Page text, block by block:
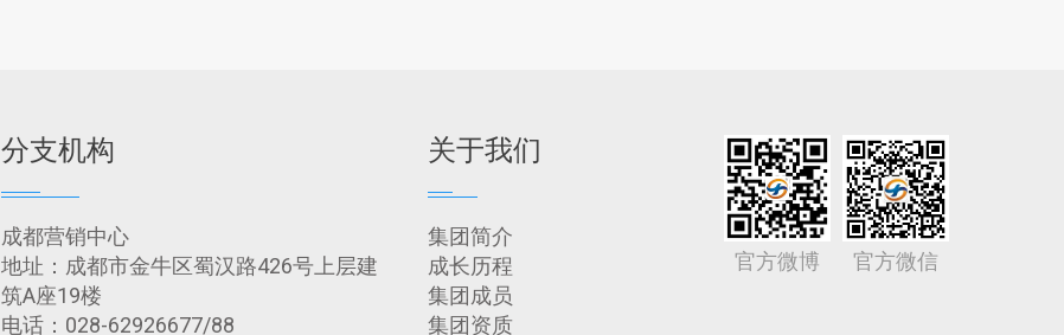
分支机构
成都营销中心
地址：成都市金牛区蜀汉路426号上层建
筑A座19楼
电话：028-62926677/88
关于我们
集团简介
成长历程
集团成员
集团资质
官方微博 官方微信